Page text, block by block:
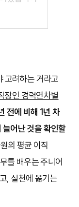
고려하는 거라고
장인 경력연차별
전에 비해 1년 차
어난 것을 확인할
의 평균 이직
를 배우는 주니어
, 실천에 옮기는